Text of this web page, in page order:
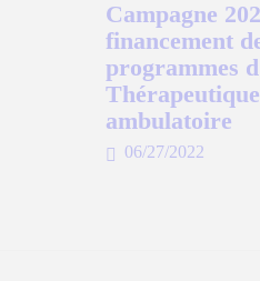
Campagne
financement
programmes
ambulatoire
06/27/2022